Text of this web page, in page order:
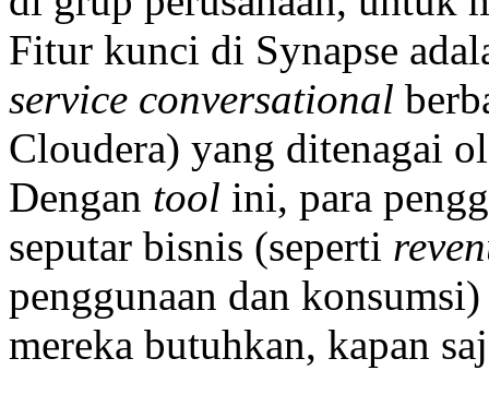
Fitur kunci di Synapse
service conversational
Cloudera) yang ditenagai
Dengan tool ini, para
seputar bisnis (seperti
penggunaan dan
mereka butuhkan, kapan